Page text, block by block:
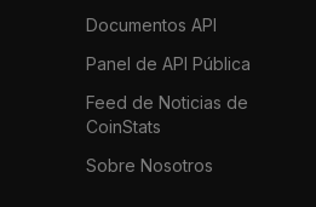
Documentos API
Panel de API Pública
Feed de Noticias de
CoinStats
Sobre Nosotros